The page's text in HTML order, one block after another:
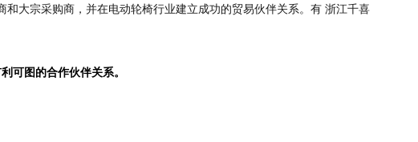
大宗采购商，并在电动轮椅行业建立成功的贸易伙伴关系。有 浙江千喜
可图的合作伙伴关系。